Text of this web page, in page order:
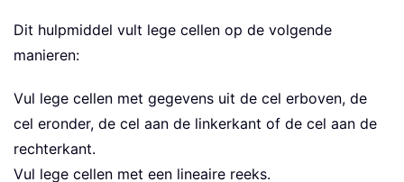
Dit hulpmiddel vult lege cellen op de volgende
manieren:
Vul lege cellen met gegevens uit de cel erboven, de
cel eronder, de cel aan de linkerkant of de cel aan de
rechterkant.
Vul lege cellen met een lineaire reeks.